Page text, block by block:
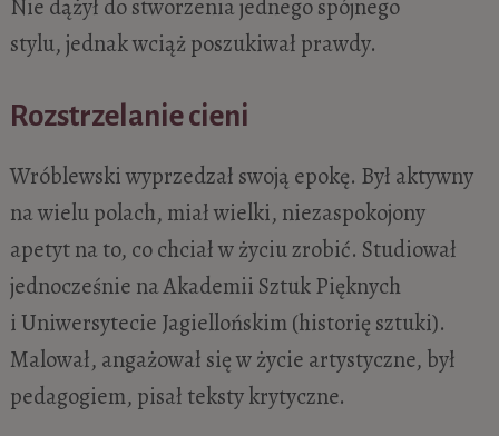
Nie dążył do stworzenia jednego spójnego
stylu, jednak wciąż poszukiwał prawdy.
Rozstrzelanie cieni
Wróblewski wyprzedzał swoją epokę. Był aktywny
na wielu polach, miał wielki, niezaspokojony
apetyt na to, co chciał w życiu zrobić. Studiował
jednocześnie na Akademii Sztuk Pięknych
i Uniwersytecie Jagiellońskim (historię sztuki).
Malował, angażował się w życie artystyczne, był
pedagogiem, pisał teksty krytyczne.